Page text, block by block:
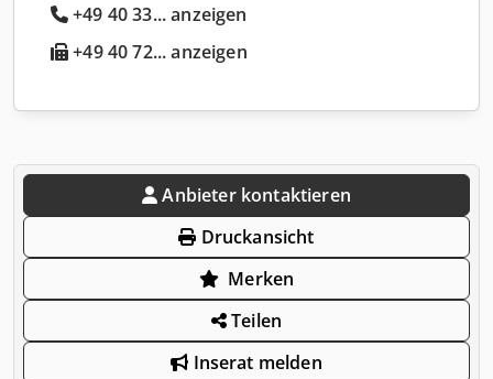
+49 40 33... anzeigen
+49 40 72... anzeigen
Anbieter kontaktieren
Druckansicht
Merken
Teilen
Inserat melden